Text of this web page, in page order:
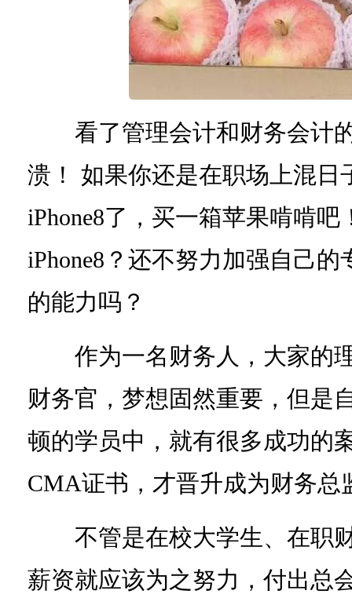
看了管理会计和财务会计
溃！ 如果你还是在职场上混日
iPhone8了，买一箱苹果啃啃
iPhone8？还不努力加强自己
的能力吗？
作为一名财务人，大家的
财务官，梦想固然重要，但是
顿的学员中，就有很多成功的
CMA证书，才晋升成为财务总
不管是在校大学生、在职
薪资就应该为之努力，付出总